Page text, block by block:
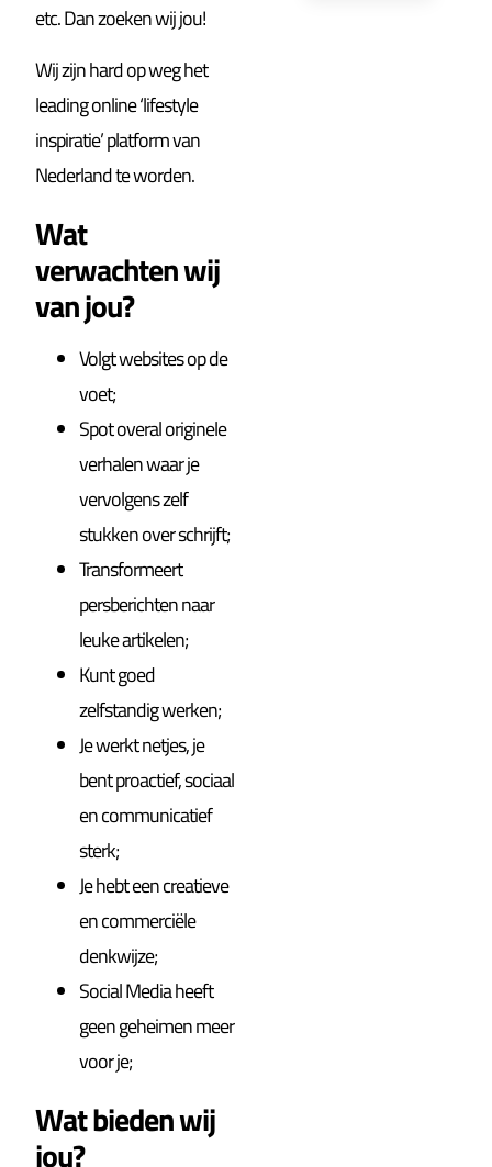
etc. Dan zoeken wij jou!
Wij zijn hard op weg het
leading online ‘lifestyle
inspiratie’ platform van
Nederland te worden.
Wat
verwachten wij
van jou?
Volgt websites op de
voet;
Spot overal originele
verhalen waar je
vervolgens zelf
stukken over schrijft;
Transformeert
persberichten naar
leuke artikelen;
Kunt goed
zelfstandig werken;
Je werkt netjes, je
bent proactief, sociaal
en communicatief
sterk;
Je hebt een creatieve
en commerciële
denkwijze;
Social Media heeft
geen geheimen meer
voor je;
Wat bieden wij
jou?